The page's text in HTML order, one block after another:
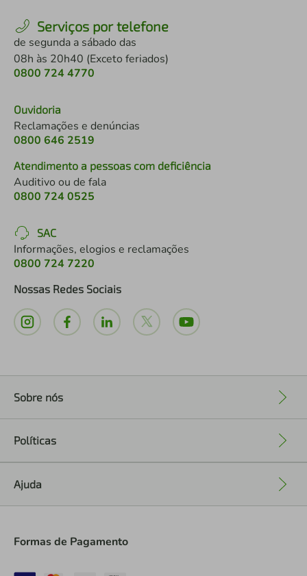
Serviços por telefone
de segunda a sábado das
08h às 20h40 (Exceto feriados)
0800 724 4770
Ouvidoria
Reclamações e denúncias
0800 646 2519
Atendimento a pessoas com deficiência
Auditivo ou de fala
0800 724 0525
SAC
Informações, elogios e reclamações
0800 724 7220
Nossas Redes Sociais
Sobre nós
Políticas
Ajuda
Formas de Pagamento